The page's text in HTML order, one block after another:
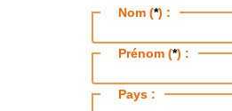
Nom (*) :
Prénom (*) :
Pays :